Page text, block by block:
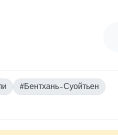
#Бентхань–Суойтьен